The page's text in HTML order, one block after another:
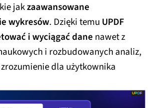
jakzaawansowane
wykresów. Dzięki temu UPDF
i wyciągać dane nawet z
i rozbudowanych analiz,
dla użytkownika